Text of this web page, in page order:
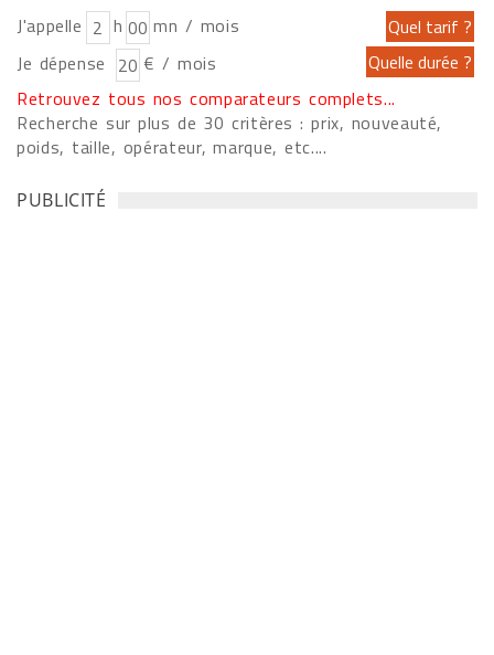
J'appelle h
mn / mois
Je dépense
€ / mois
Retrouvez tous nos comparateurs complets...
Recherche sur plus de 30 critères : prix, nouveauté,
poids, taille, opérateur, marque, etc....
PUBLICITÉ